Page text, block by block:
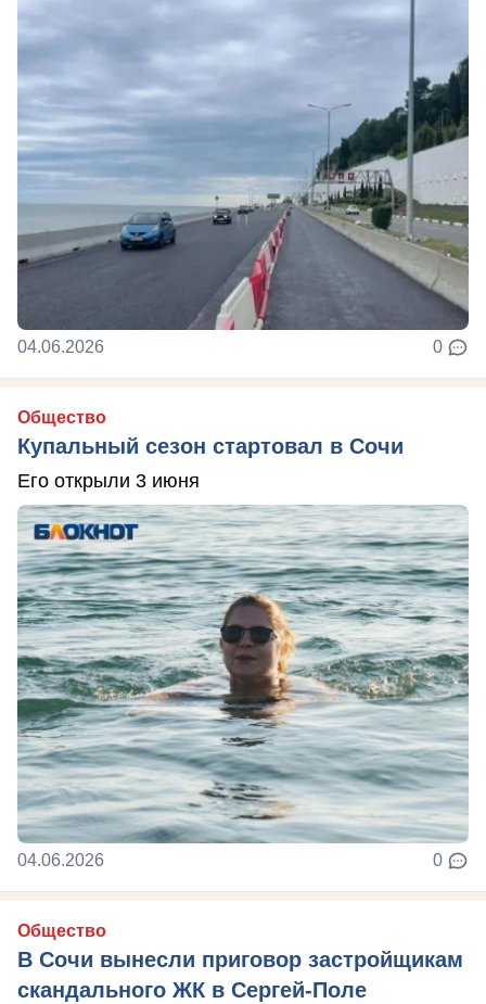
04.06.2026 0
Общество
Купальный сезон стартовал в Сочи
Его открыли 3 июня
04.06.2026 0
Общество
В Сочи вынесли приговор застройщикам
скандального ЖК в Сергей-Поле